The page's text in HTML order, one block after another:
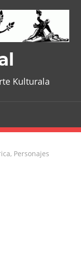
Kulturala
, Personajes